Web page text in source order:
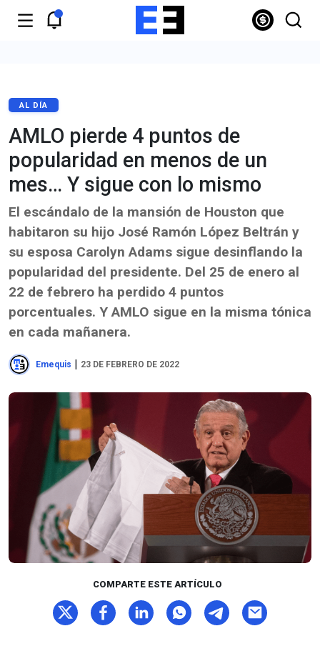
AL DÍA
AMLO pierde 4 puntos de
popularidad en menos de un
mes… Y sigue con lo mismo
El escándalo de la mansión de Houston que
habitaron su hijo José Ramón López Beltrán y
su esposa Carolyn Adams sigue desinflando la
popularidad del presidente. Del 25 de enero al
22 de febrero ha perdido 4 puntos
porcentuales. Y AMLO sigue en la misma tónica
en cada mañanera.
Emequis | 23 DE FEBRERO DE 2022
COMPARTE ESTE ARTÍCULO